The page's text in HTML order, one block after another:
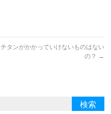
チタンがかかっていけないものはない
の？ →